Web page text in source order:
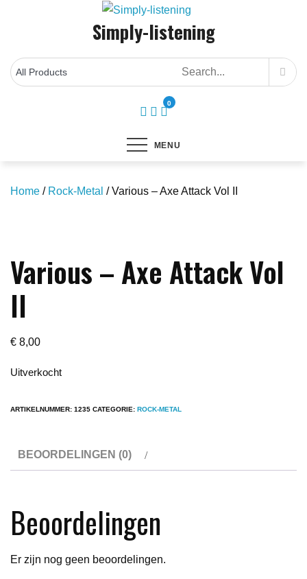
Simply-listening
0
MENU
Home / Rock-Metal / Various – Axe Attack Vol II
Various – Axe Attack Vol
II
€ 8,00
Uitverkocht
ARTIKELNUMMER: 1235 CATEGORIE: ROCK-METAL
BEOORDELINGEN (0)
Beoordelingen
Er zijn nog geen beoordelingen.